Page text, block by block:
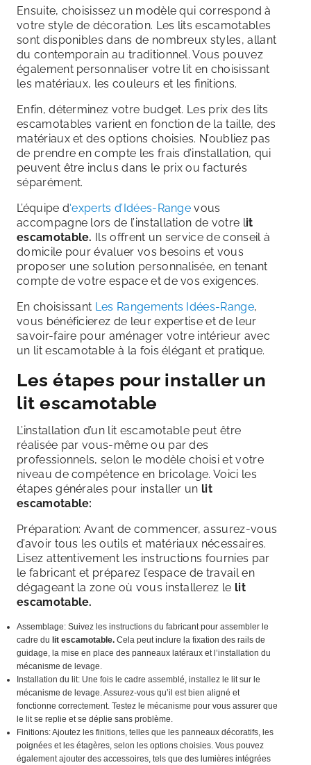
Ensuite, choisissez un modèle qui correspond à
votre style de décoration. Les lits escamotables
sont disponibles dans de nombreux styles, allant
du contemporain au traditionnel. Vous pouvez
également personnaliser votre lit en choisissant
les matériaux, les couleurs et les finitions.
Enfin, déterminez votre budget. Les prix des lits
escamotables varient en fonction de la taille, des
matériaux et des options choisies. N’oubliez pas
de prendre en compte les frais d’installation, qui
peuvent être inclus dans le prix ou facturés
séparément.
L’équipe d‘experts d’Idées-Range vous
accompagne lors de l’installation de votre lit
escamotable. Ils offrent un service de conseil à
domicile pour évaluer vos besoins et vous
proposer une solution personnalisée, en tenant
compte de votre espace et de vos exigences.
En choisissant Les Rangements Idées-Range,
vous bénéficierez de leur expertise et de leur
savoir-faire pour aménager votre intérieur avec
un lit escamotable à la fois élégant et pratique.
Les étapes pour installer un
lit escamotable
L’installation d’un lit escamotable peut être
réalisée par vous-même ou par des
professionnels, selon le modèle choisi et votre
niveau de compétence en bricolage. Voici les
étapes générales pour installer un lit
escamotable:
Préparation: Avant de commencer, assurez-vous
d’avoir tous les outils et matériaux nécessaires.
Lisez attentivement les instructions fournies par
le fabricant et préparez l’espace de travail en
dégageant la zone où vous installerez le lit
escamotable.
Assemblage: Suivez les instructions du fabricant pour assembler le
cadre du lit escamotable. Cela peut inclure la fixation des rails de
guidage, la mise en place des panneaux latéraux et l’installation du
mécanisme de levage.
Installation du lit: Une fois le cadre assemblé, installez le lit sur le
mécanisme de levage. Assurez-vous qu’il est bien aligné et
fonctionne correctement. Testez le mécanisme pour vous assurer que
le lit se replie et se déplie sans problème.
Finitions: Ajoutez les finitions, telles que les panneaux décoratifs, les
poignées et les étagères, selon les options choisies. Vous pouvez
également ajouter des accessoires, tels que des lumières intégrées